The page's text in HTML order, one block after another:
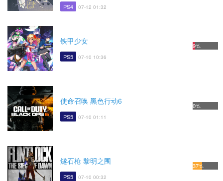
PS4 07-12 01:32
铁甲少女
PS5 07-10 10:36
9%
使命召唤 黑色行动6
PS5 07-10 01:11
0%
燧石枪 黎明之围
PS5 07-10 00:32
37%